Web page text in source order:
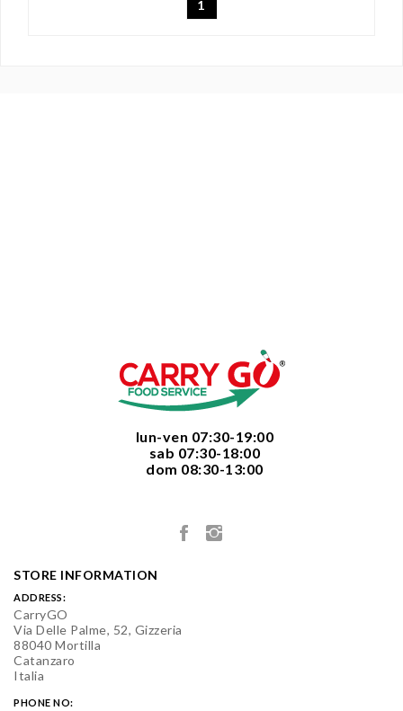
1
  lun-ven 07:30-19:00
  sab 07:30-18:00
  dom 08:30-13:00
STORE INFORMATION
ADDRESS:
CarryGO
Via Delle Palme, 52, Gizzeria
88040 Mortilla
Catanzaro
Italia
PHONE NO: